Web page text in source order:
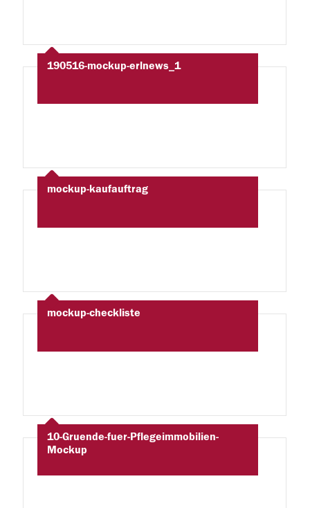
190516-mockup-erlnews_1
mockup-kaufauftrag
mockup-checkliste
10-Gruende-fuer-Pflegeimmobilien-
Mockup